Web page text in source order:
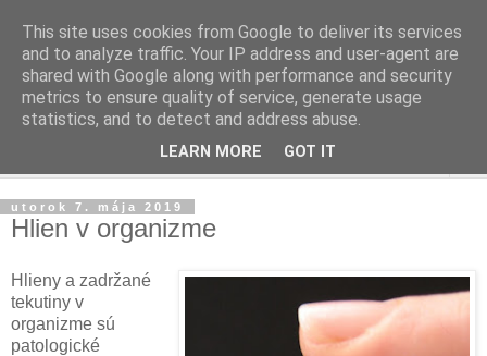
utorok 7. mája 2019
Hlien v organizme
Hlieny a zadržané
tekutiny v
organizme sú
patologické
This site uses cookies from Google to deliver its services
and to analyze traffic. Your IP address and user-agent are
shared with Google along with performance and security
metrics to ensure quality of service, generate usage
statistics, and to detect and address abuse.
LEARN MORE GOT IT